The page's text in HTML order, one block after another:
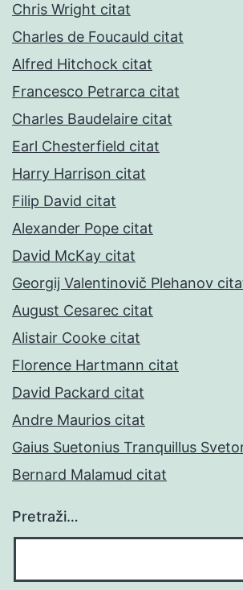
Chris Wright citat
Charles de Foucauld citat
Alfred Hitchock citat
Francesco Petrarca citat
Charles Baudelaire citat
Earl Chesterfield citat
Harry Harrison citat
Filip David citat
Alexander Pope citat
David McKay citat
Georgij Valentinovič Plehanov
August Cesarec citat
Alistair Cooke citat
Florence Hartmann citat
David Packard citat
Andre Maurios citat
Gaius Suetonius Tranquillus
Bernard Malamud citat
Pretraži…